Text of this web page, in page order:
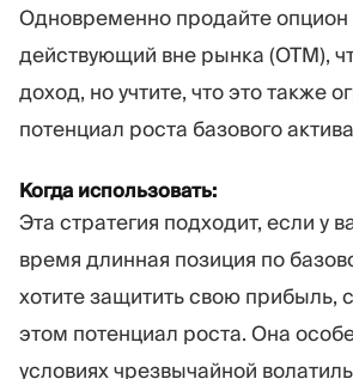
Одновременно продайте опцион
действующий вне рынка (OTM),
доход, но учтите, что это также
потенциал роста базового
Когда использовать:
Эта стратегия подходит, если у
время длинная позиция по
хотите защитить свою прибыль,
этом потенциал роста. Она
условиях чрезвычайной